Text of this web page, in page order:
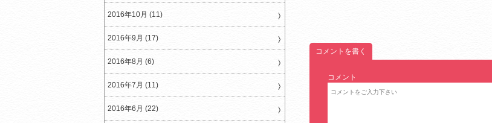
コメントを書く
コメント
2016年10月 (11)
2016年9月 (17)
2016年8月 (6)
2016年7月 (11)
2016年6月 (22)